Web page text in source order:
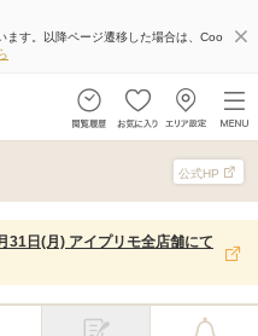
ます。以降ページ遷移した場合は、Coo
公式HP
31日(月) アイプリモ全店舗にて